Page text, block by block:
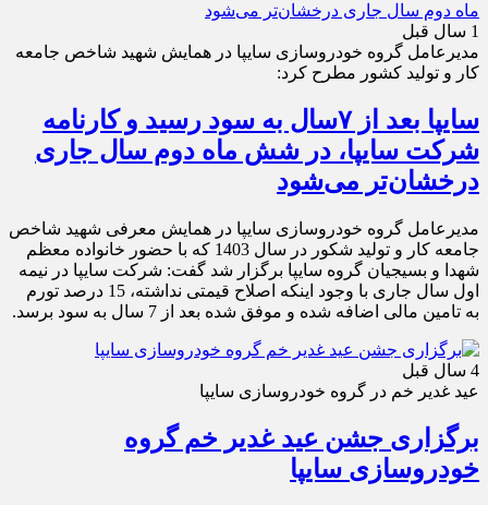
1 سال قبل
مدیرعامل گروه خودروسازی سایپا در همایش شهید شاخص جامعه
کار و تولید کشور مطرح کرد:
سایپا بعد از ۷سال به سود رسید و کارنامه
شرکت سایپا، در شش ماه دوم سال جاری
درخشان‌تر می‌شود
مدیرعامل گروه خودروسازی سایپا در همایش معرفی شهید شاخص
جامعه کار و تولید شکور در سال 1403 که با حضور خانواده معظم
شهدا و بسیجیان گروه سایپا برگزار شد گفت: شرکت سایپا در نیمه
اول سال جاری با وجود اینکه اصلاح قیمتی نداشته، 15 درصد تورم
به تامین مالی اضافه شده و موفق شده ‌بعد از 7 سال به سود برسد.
4 سال قبل
عید غدیر خم در گروه خودروسازی سایپا
برگزاری جشن عید غدیر خم گروه
خودروسازی سایپا